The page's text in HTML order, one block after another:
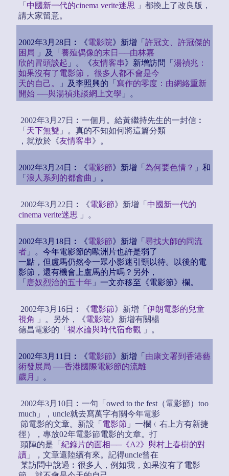
「 中國新一代的cinema verite迷思
」都換上了改良版，
請大家留意。
2002年3月28日︰《電影院》新增「 許冠文、許冠傑的
困局
」及「 養殖偶像的末日──由林嘉
欣的冒頭談起 」。《友情客串》新增訪問「 湯禎兆：
如果沒有了電影節， 很多人都不會是今
天的自己。
」及李照興的「 寫作的零度：由網絡重新
開始 ──與湯禎兆談網上文學 」。
2002年3月27日︰一個月。給黃繼持先生的一封信︰
「 天下無雙 」。真的不知如何將這篇分類
，就放於《友情客串》。
2002年3月24日︰《電影節》新增「 為何要色情？ 」和
「 浪人系列的都會曲 」。
2002年3月22日︰《電影節》新增「 中國新一代的
cinema verite迷思
」。
2002年3月18日︰《電影節》新增「 尋找大師的同流
者 」。今年電影節的歐洲片也許是弱了
一點，但盧馬仍然令一眾小影迷引頸以待。以後的電
影節，還有機會上盧馬的片嗎？另外，
「 唐奴烈治的五十年 」一文亦移至《電影節》欄。
2002年3月16日︰《電影節》新增「 伊朗電影的兒童
視角
」。另外，《電影院》新增有關楊
德昌電影的「 禍水論與時代宿命觀 」。
2002年3月11日︰《電影節》新增「 由康文署到香港藝
術發展局 ──香港國際電影節的流離
歲月 」。
2002年3月10日︰一句「owed to the fest（電影節）too
much」，uncle就去寫萬字有關今年電影
節電影的文章。新設「 電影節 」一欄﹙右上方有新捷
徑），專放02年電影節電影的文章。打
頭陣的是「 紀錄片的面相──《A2》與村上春樹的對
讀 」，文章還陸續有來。記得uncle曾在
某訪問中說過︰很多人，例如我，如果沒有了電影